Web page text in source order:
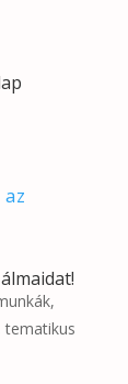
,
tematikus